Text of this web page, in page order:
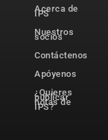
Acerca de
IPS
Nuestros
socios
Contáctenos
Apóyenos
¿Quieres
publicar
notas de
IPS?